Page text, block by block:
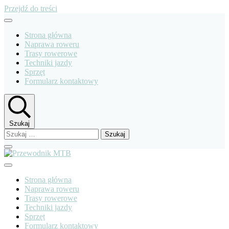
Przejdź do treści
Strona główna
Naprawa roweru
Trasy rowerowe
Techniki jazdy
Sprzęt
Formularz kontaktowy
Szukaj
Szukaj:
Strona główna
Naprawa roweru
Trasy rowerowe
Techniki jazdy
Sprzęt
Formularz kontaktowy